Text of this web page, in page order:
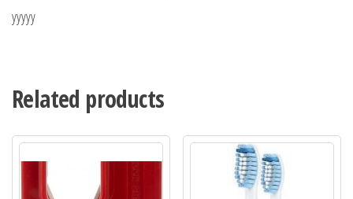
yyyyy
Related products